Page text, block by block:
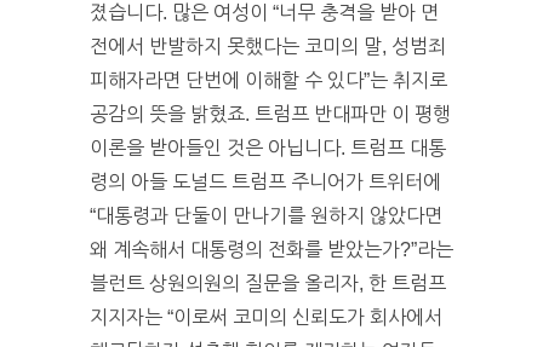
졌습니다. 많은 여성이 “너무 충격을 받아 면
전에서 반발하지 못했다는 코미의 말, 성범죄
피해자라면 단번에 이해할 수 있다”는 취지로
공감의 뜻을 밝혔죠. 트럼프 반대파만 이 평행
이론을 받아들인 것은 아닙니다. 트럼프 대통
령의 아들 도널드 트럼프 주니어가 트위터에
“대통령과 단둘이 만나기를 원하지 않았다면
왜 계속해서 대통령의 전화를 받았는가?”라는
블런트 상원의원의 질문을 올리자, 한 트럼프
지지자는 “이로써 코미의 신뢰도가 회사에서